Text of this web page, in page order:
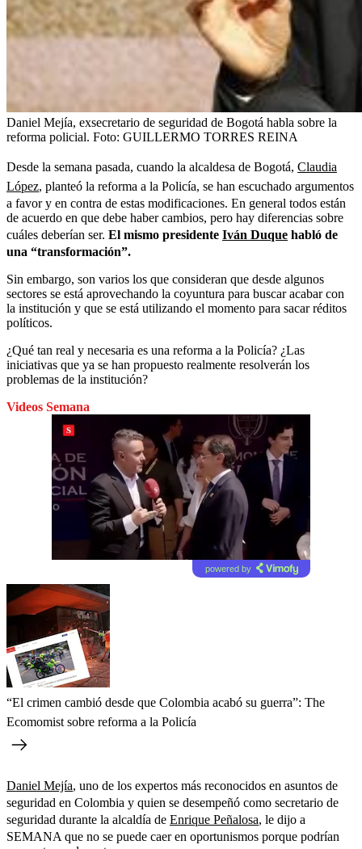
Daniel Mejía, exsecretario de seguridad de Bogotá habla sobre la
reforma policial. Foto: GUILLERMO TORRES REINA
Desde la semana pasada, cuando la alcaldesa de Bogotá, Claudia
López, planteó la reforma a la Policía, se han escuchado argumentos
a favor y en contra de estas modificaciones. En general todos están
de acuerdo en que debe haber cambios, pero hay diferencias sobre
cuáles deberían ser. El mismo presidente Iván Duque habló de
una “transformación”.
Sin embargo, son varios los que consideran que desde algunos
sectores se está aprovechando la coyuntura para buscar acabar con
la institución y que se está utilizando el momento para sacar réditos
políticos.
¿Qué tan real y necesaria es una reforma a la Policía? ¿Las
iniciativas que ya se han propuesto realmente resolverán los
problemas de la institución?
Videos Semana
powered by
“El crimen cambió desde que Colombia acabó su guerra”: The
Ecomomist sobre reforma a la Policía
Daniel Mejía, uno de los expertos más reconocidos en asuntos de
seguridad en Colombia y quien se desempeñó como secretario de
seguridad durante la alcaldía de Enrique Peñalosa, le dijo a
SEMANA que no se puede caer en oportunismos porque podrían